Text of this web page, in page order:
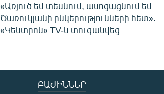
«Առյուծ եմ տեսնում, ասոցացնում եմ
Ծառուկյանի ընկերությունների հետ».
«Կենտրոն» TV-ն տուգանվեց
ԲԱԺԻՆՆԵՐ